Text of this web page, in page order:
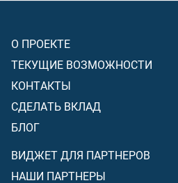
О ПРОЕКТЕ
ТЕКУЩИЕ ВОЗМОЖНОСТИ
КОНТАКТЫ
СДЕЛАТЬ ВКЛАД
БЛОГ
ВИДЖЕТ ДЛЯ ПАРТНЕРОВ
НАШИ ПАРТНЕРЫ